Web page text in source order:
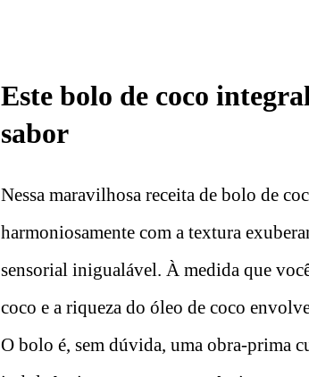
Este bolo de coco
sabor
Nessa maravilhosa receita de bolo de
harmoniosamente com a textura
sensorial inigualável. À medida que
coco e a riqueza do óleo de coco
O bolo é, sem dúvida, uma obra-prima